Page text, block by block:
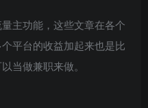
主功能，这些文章在各个
平台的收益加起来也是比
当做兼职来做。